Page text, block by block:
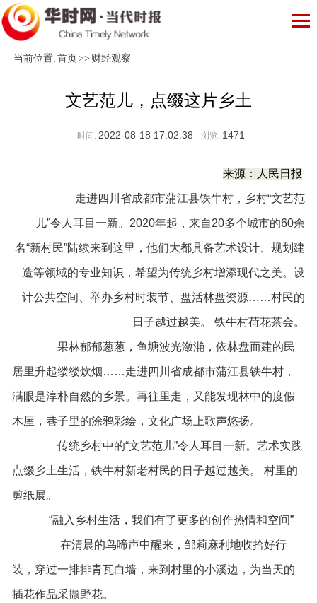
当前位置: 首页 >> 财经观察
文艺范儿，点缀这片乡土
时间: 2022-08-18 17:02:38 浏览: 1471
来源：人民日报
走进四川省成都市蒲江县铁牛村，乡村“文艺范
儿”令人耳目一新。2020年起，来自20多个城市的60余
名“新村民”陆续来到这里，他们大都具备艺术设计、规划建
造等领域的专业知识，希望为传统乡村增添现代之美。设
计公共空间、举办乡村时装节、盘活林盘资源……村民的
日子越过越美。 铁牛村荷花茶会。
果林郁郁葱葱，鱼塘波光潋滟，依林盘而建的民
居里升起缕缕炊烟……走进四川省成都市蒲江县铁牛村，
满眼是淳朴自然的乡景。再往里走，又能发现林中的度假
木屋，巷子里的涂鸦彩绘，文化广场上歌声悠扬。
传统乡村中的“文艺范儿”令人耳目一新。艺术实践
点缀乡土生活，铁牛村新老村民的日子越过越美。 村里的
剪纸展。
“融入乡村生活，我们有了更多的创作热情和空间”
在清晨的鸟啼声中醒来，邹莉麻利地收拾好行
装，穿过一排排青瓦白墙，来到村里的小溪边，为当天的
插花作品采撷野花。